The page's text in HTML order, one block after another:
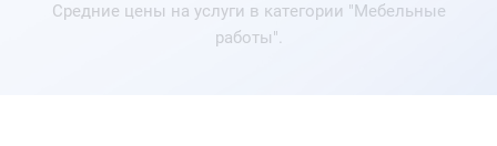
Средние цены на услуги в категории "Мебельные
работы".